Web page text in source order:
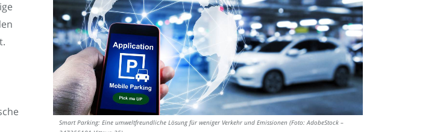
Smart Parking: Eine umweltfreundliche Lösung für weniger Verkehr und Emissionen (Foto: AdobeStock –